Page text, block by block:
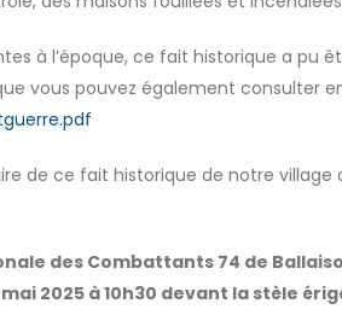
à l’époque, ce fait historique a pu
vous pouvez également consulter
de ce fait historique de notre village
des Combattants 74 de
2025 à 10h30 devant la stèle